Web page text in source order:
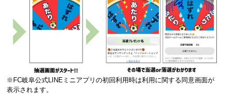
※FC岐阜公式LINEミニアプリの初回利用時は利用に関する同意画面が
表示されます。